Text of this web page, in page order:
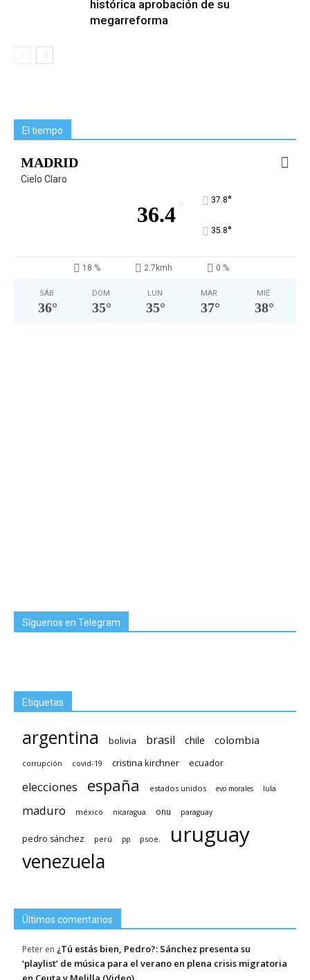
histórica aprobación de su
megarreforma
El tiempo
MADRID
Cielo Claro
36.4° 37.8°
35.8°
18 % 2.7kmh 0 %
SÁB
36°
DOM
35°
LUN
35°
MAR
37°
MIÉ
38°
Síguenos en Telegram
Etiquetas
argentina bolivia brasil chile colombia
corrupción covid-19 cristina kirchner ecuador
elecciones españa estados unidos evo morales lula
maduro méxico nicaragua onu paraguay
pedro sánchez perú pp psoe. uruguay
venezuela
Últimos comentarios
Peter en ¿Tú estás bien, Pedro?: Sánchez presenta su
‘playlist’ de música para el verano en plena crisis migratoria